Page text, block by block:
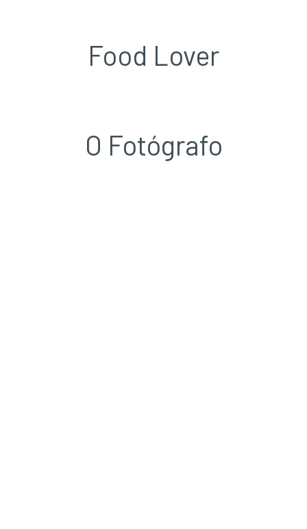
Food Lover
O Fotógrafo